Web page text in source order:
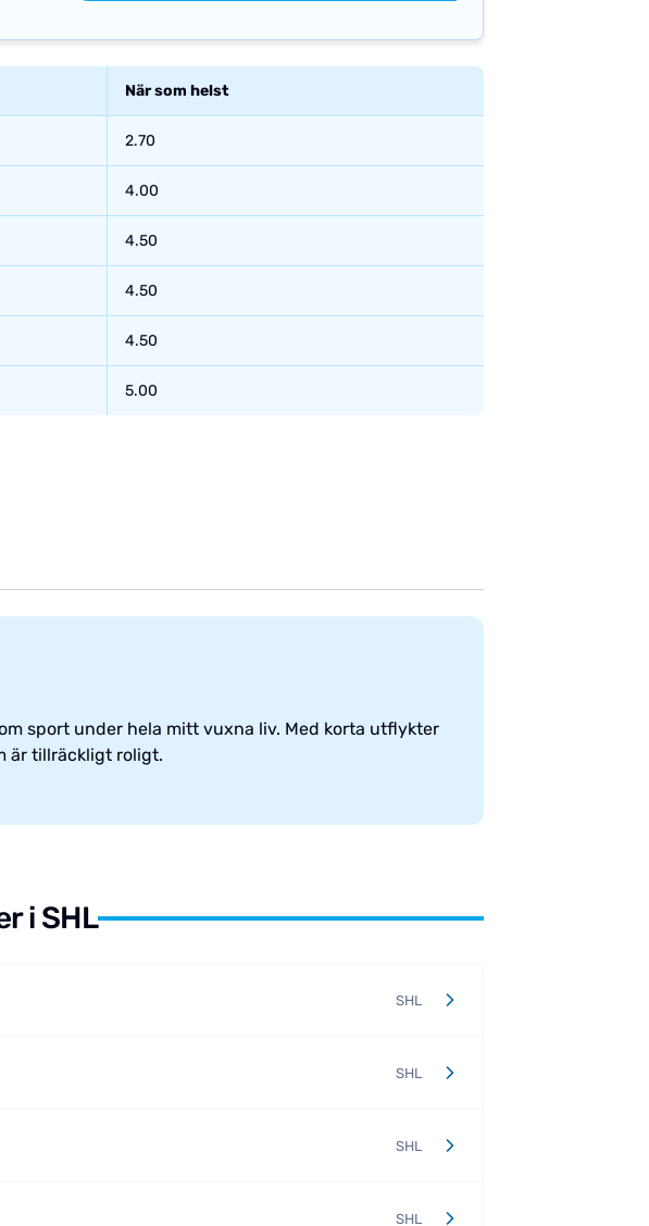
När som helst
2.70
4.00
4.50
4.50
4.50
5.00
sport under hela mitt vuxna liv. Med korta utflykter
är tillräckligt roligt.
i SHL
SHL
SHL
SHL
SHL